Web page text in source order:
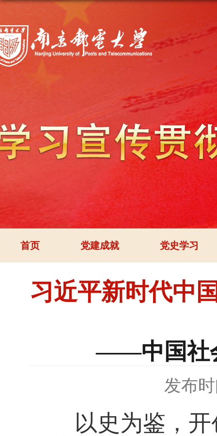
首页 党建成就 党史学习
习近平新时代中
——中国社
发布
以史为鉴，开